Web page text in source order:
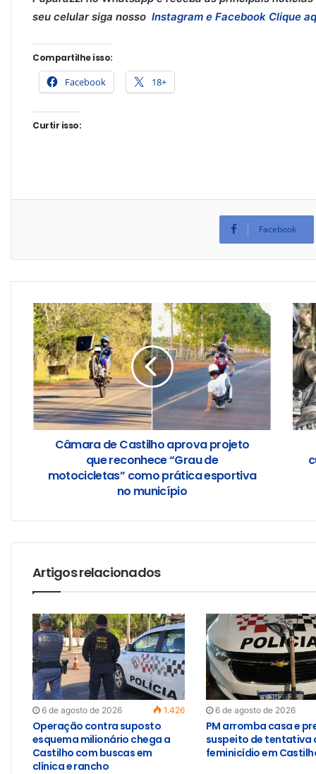
seu celular siga nosso Instagram e Facebook Clique
Compartilhe isso:
Facebook 18+
Curtir isso:
Facebook
Câmara de Castilho aprova projeto
que reconhece “Grau de
motocicletas” como prática esportiva
no município
Artigos relacionados
6 de agosto de 2026 1.426
Operação contra suposto
esquema milionário chega a
Castilho com buscas em
clínica e rancho
6 de agosto de 2026
PM arromba casa e
suspeito de tentativa
feminicídio em